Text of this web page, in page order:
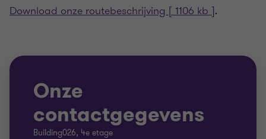
Download onze routebeschrijving [ 1106 kb ].
Onze
contactgegevens
Building026, 4e etage